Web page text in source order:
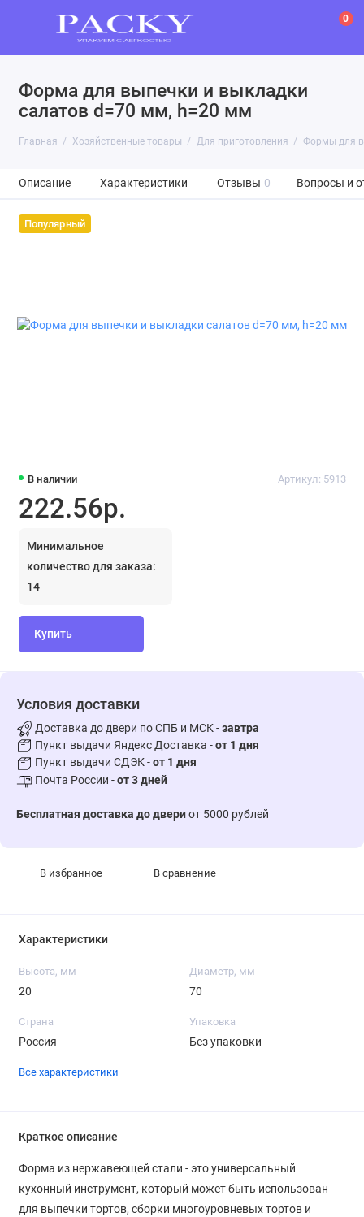
0
Форма для выпечки и выкладки
салатов d=70 мм, h=20 мм
Главная Хозяйственные товары Для приготовления Формы для
Описание Характеристики Отзывы 0 Вопросы и
Популярный
В наличии Артикул: 5913
222.56р.
Минимальное
количество для заказа:
14
Купить
В избранное В сравнение
Условия доставки
Доставка до двери по СПБ и МСК -завтра
Пункт выдачи Яндекс Доставка -от 1 дня
Пункт выдачи СДЭК -от 1 дня
Почта России -от 3 дней
Бесплатная доставка до двериот 5000 рублей
Характеристики
Высота, мм
20
Диаметр, мм
70
Страна
Россия
Упаковка
Без упаковки
Все характеристики
Краткое описание
Форма из нержавеющей стали - это универсальный
кухонный инструмент, который может быть использован
для выпечки тортов, сборки многоуровневых тортов и